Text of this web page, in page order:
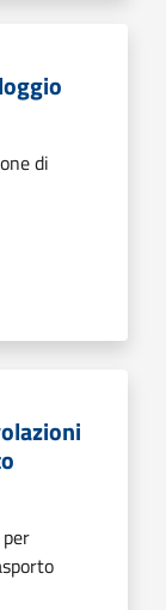
di